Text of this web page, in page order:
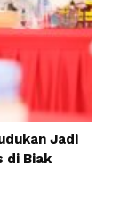
Jadi
di Biak